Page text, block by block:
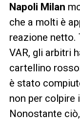
Napoli Milan
che a molti è
reazione netto.
VAR, gli arbitri
cartellino
è stato
non per colpire
Nonostante